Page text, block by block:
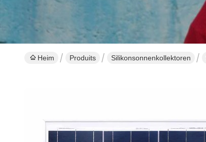
Heim Produits Silikonsonnenkollektoren